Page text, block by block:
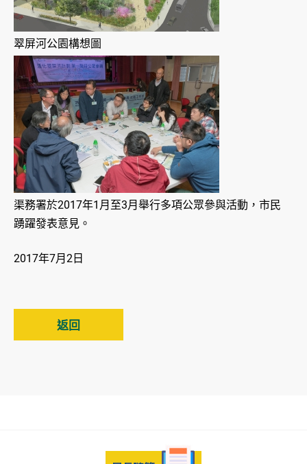
翠屏河公園構想圖
渠務署於2017年1月至3月舉行多項公眾參與活動，市民
踴躍發表意見。
2017年7月2日
返回